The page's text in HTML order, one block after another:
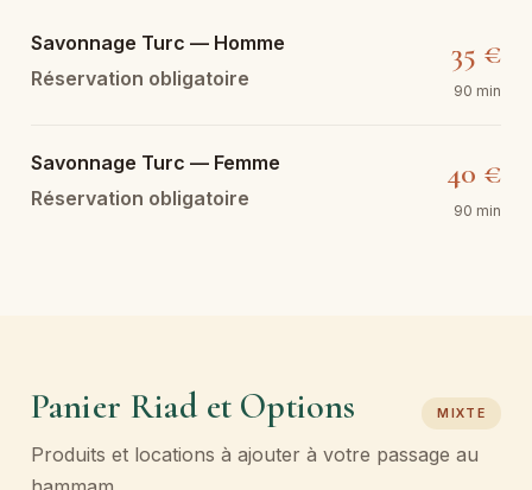
Savonnage Turc — Homme
Réservation obligatoire
35 €
90 min
Savonnage Turc — Femme
Réservation obligatoire
40 €
90 min
Panier Riad et Options MIXTE
Produits et locations à ajouter à votre passage au